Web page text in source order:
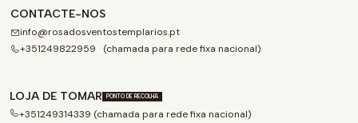
CONTACTE-NOS
info@rosadosventostemplarios.pt
+351249822959 (chamada para rede fixa nacional)
LOJA DE TOMAR PONTO DE RECOLHA
+351249314339 (chamada para rede fixa nacional)